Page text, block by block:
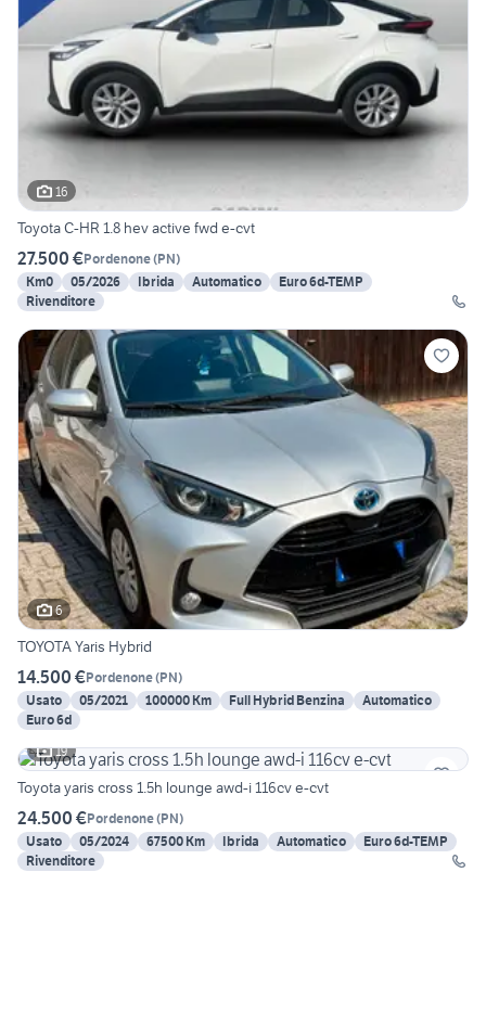
16
Toyota C-HR 1.8 hev active fwd e-cvt
27.500 €Pordenone(PN)
Km0
05/2026 Ibrida Automatico
Euro 6d-TEMP
Rivenditore
6
TOYOTA Yaris Hybrid
14.500 €Pordenone(PN)
Usato
05/2021 100000 Km Full Hybrid Benzina
Automatico
Euro 6d
19
Toyota yaris cross 1.5h lounge awd-i 116cv e-cvt
24.500 €Pordenone(PN)
Usato
05/2024 67500 Km Ibrida Automatico
Euro 6d-TEMP
Rivenditore